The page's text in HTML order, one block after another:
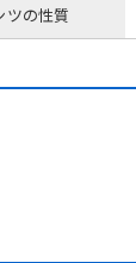
ツの性質